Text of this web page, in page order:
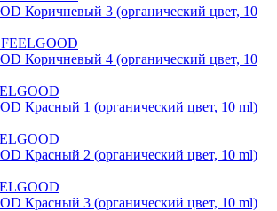
Коричневый 3 (органический цвет, 10
Коричневый 4 (органический цвет, 10
Красный 1 (органический цвет, 10 ml)
Красный 2 (органический цвет, 10 ml)
Красный 3 (органический цвет, 10 ml)